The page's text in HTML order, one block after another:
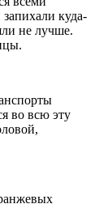
куда-
не лучше.
во всю эту